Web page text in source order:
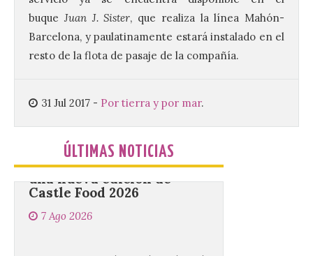
buque Juan J. Sister, que realiza la línea Mahón-
Barcelona, y paulatinamente estará instalado en el
resto de la flota de pasaje de la compañía.
31 Jul 2017 - Por tierra y por mar.
ÚLTIMAS NOTICIAS
“Va de Monjas”, de José
Fernando Cornejo. Apertura de una doble
exposición de fotografía. Este viernes, 7
de agosto, a las 20,00 horas, en el
auditorio de Benavides de […]
Valencia de Don Juan en
una nueva edición de
Castle Food 2026
7 Ago 2026